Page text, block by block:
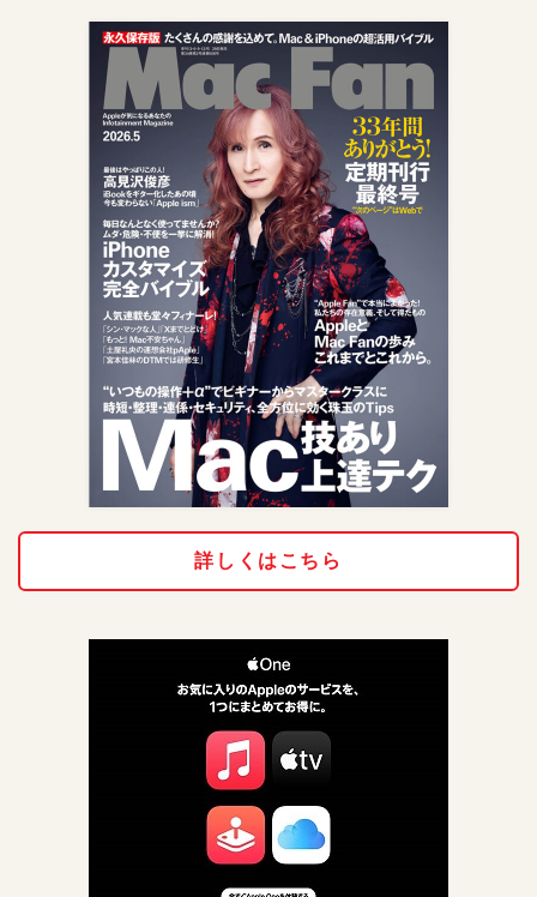
詳しくはこちら